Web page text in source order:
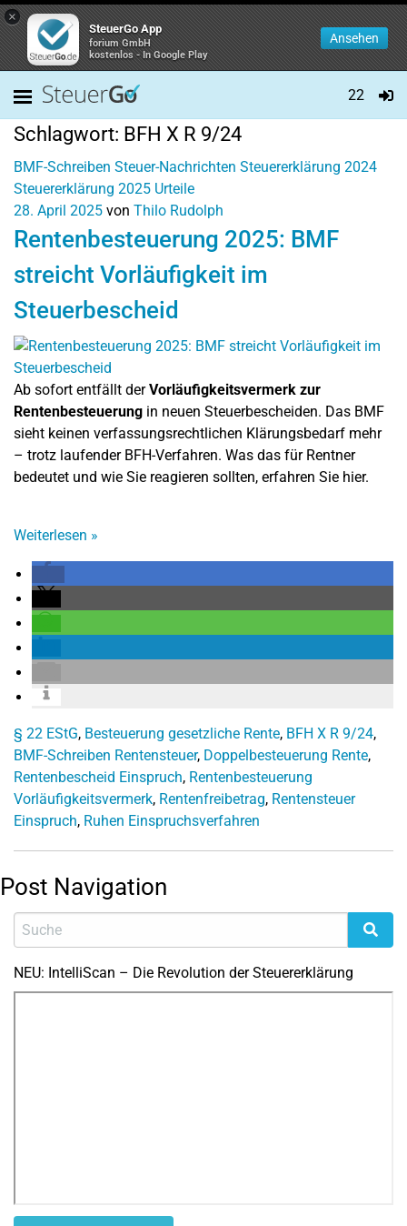
×
SteuerGo App
forium GmbH
kostenlos - In Google Play
Ansehen
22
Schlagwort: BFH X R 9/24
BMF-Schreiben Steuer-Nachrichten Steuererklärung 2024
Steuererklärung 2025 Urteile
28. April 2025 von Thilo Rudolph
Rentenbesteuerung 2025: BMF
streicht Vorläufigkeit im
Steuerbescheid
Ab sofort entfällt derVorläufigkeitsvermerk zur
Rentenbesteuerung in neuen Steuerbescheiden. Das BMF
sieht keinen verfassungsrechtlichen Klärungsbedarf mehr
– trotz laufender BFH-Verfahren. Was das für Rentner
bedeutet und wie Sie reagieren sollten, erfahren Sie hier.
Weiterlesen »
§ 22 EStG, Besteuerung gesetzliche Rente, BFH X R 9/24,
BMF-Schreiben Rentensteuer, Doppelbesteuerung Rente,
Rentenbescheid Einspruch, Rentenbesteuerung
Vorläufigkeitsvermerk, Rentenfreibetrag, Rentensteuer
Einspruch, Ruhen Einspruchsverfahren
Post Navigation
NEU: IntelliScan – Die Revolution der Steuererklärung